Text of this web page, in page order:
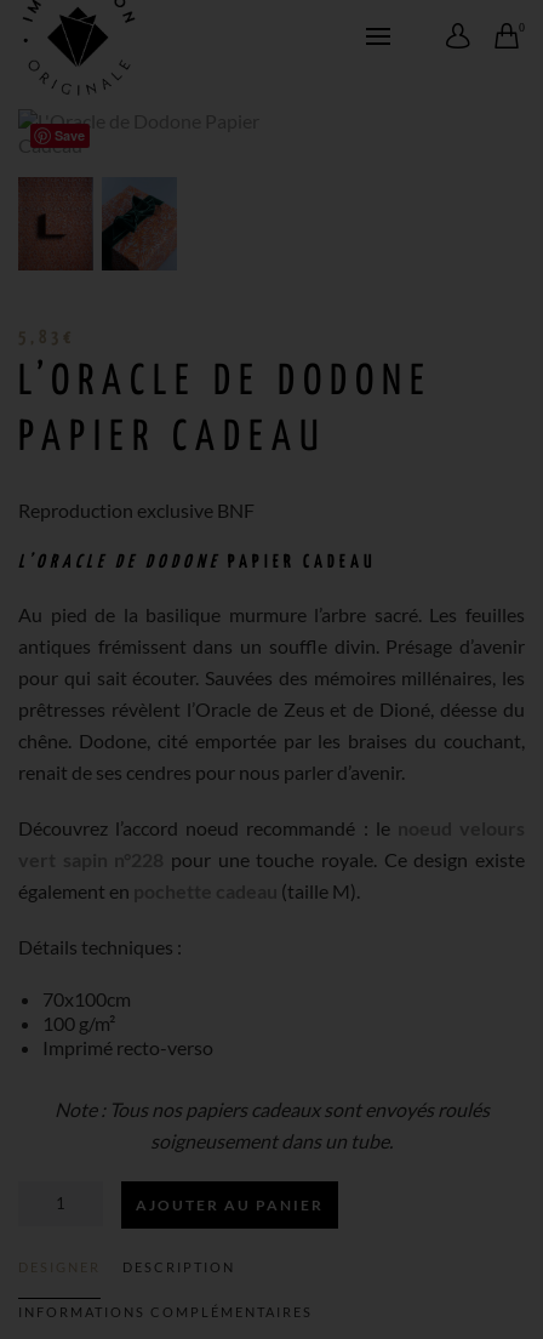
0
Save
5,83 €
L’ORACLE DE DODONE
PAPIER CADEAU
Reproduction exclusive BNF
L’ORACLE DE DODONE PAPIER CADEAU
Au pied de la basilique murmure l’arbre sacré. Les feuilles
antiques frémissent dans un souffle divin. Présage d’avenir
pour qui sait écouter. Sauvées des mémoires millénaires, les
prêtresses révèlent l’Oracle de Zeus et de Dioné, déesse du
chêne. Dodone, cité emportée par les braises du couchant,
renait de ses cendres pour nous parler d’avenir.
Découvrez l’accord noeud recommandé : le
pour une touche royale. Ce design existe
également en
(taille M).
Détails techniques :
70x100cm
100 g/m²
Imprimé recto-verso
Note : Tous nos papiers cadeaux sont envoyés roulés
soigneusement dans un tube.
QUANTITÉ AJOUTER AU PANIER
DESIGNER DESCRIPTION
INFORMATIONS COMPLÉMENTAIRES